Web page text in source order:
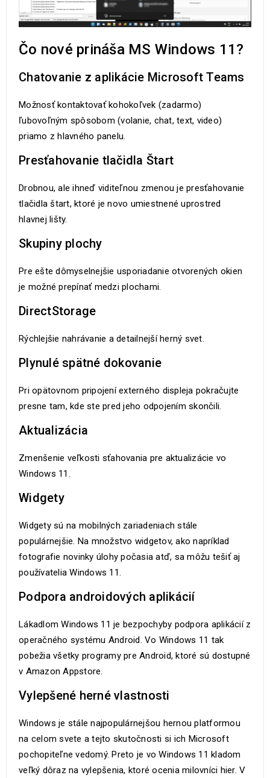
Čo nové prináša MS Windows 11?
Chatovanie z aplikácie Microsoft Teams
Možnosť kontaktovať kohokoľvek (zadarmo)
ľubovoľným spôsobom (volanie, chat, text, video)
priamo z hlavného panelu.
Presťahovanie tlačidla Štart
Drobnou, ale ihneď viditeľnou zmenou je presťahovanie
tlačidla štart, ktoré je novo umiestnené uprostred
hlavnej lišty.
Skupiny plochy
Pre ešte dômyselnejšie usporiadanie otvorených okien
je možné prepínať medzi plochami.
DirectStorage
Rýchlejšie nahrávanie a detailnejší herný svet.
Plynulé spätné dokovanie
Pri opätovnom pripojení externého displeja pokračujte
presne tam, kde ste pred jeho odpojením skončili.
Aktualizácia
Zmenšenie veľkosti sťahovania pre aktualizácie vo
Windows 11.
Widgety
Widgety sú na mobilných zariadeniach stále
populárnejšie. Na množstvo widgetov, ako napríklad
fotografie novinky úlohy počasia atď, sa môžu tešiť aj
používatelia Windows 11.
Podpora androidových aplikácií
Lákadlom Windows 11 je bezpochyby podpora aplikácií z
operačného systému Android. Vo Windows 11 tak
pobežia všetky programy pre Android, ktoré sú dostupné
v Amazon Appstore.
Vylepšené herné vlastnosti
Windows je stále najpopulárnejšou hernou platformou
na celom svete a tejto skutočnosti si ich Microsoft
pochopiteľne vedomý. Preto je vo Windows 11 kladom
veľký dôraz na vylepšenia, ktoré ocenia milovníci hier. V